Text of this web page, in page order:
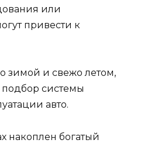
или
привести к
зимой и свежо летом,
системы
авто.
накоплен богатый